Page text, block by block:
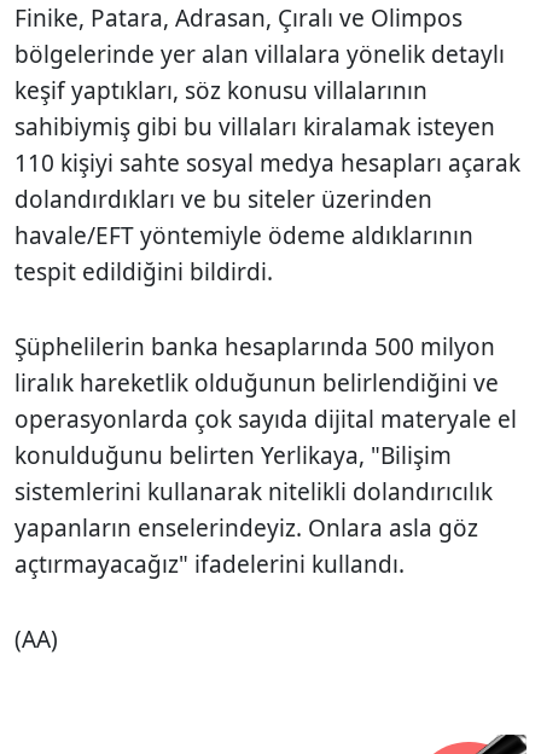
Finike, Patara, Adrasan, Çıralı ve Olimpos
bölgelerinde yer alan villalara yönelik detaylı
keşif yaptıkları, söz konusu villalarının
sahibiymiş gibi bu villaları kiralamak isteyen
110 kişiyi sahte sosyal medya hesapları açarak
dolandırdıkları ve bu siteler üzerinden
havale/EFT yöntemiyle ödeme aldıklarının
tespit edildiğini bildirdi.
Şüphelilerin banka hesaplarında 500 milyon
liralık hareketlik olduğunun belirlendiğini ve
operasyonlarda çok sayıda dijital materyale el
konulduğunu belirten Yerlikaya, "Bilişim
sistemlerini kullanarak nitelikli dolandırıcılık
yapanların enselerindeyiz. Onlara asla göz
açtırmayacağız" ifadelerini kullandı.
(AA)